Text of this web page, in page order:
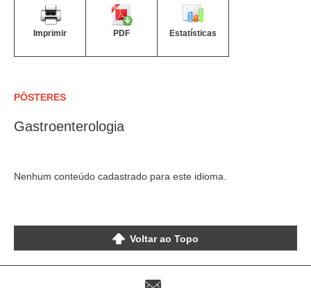
Imprimir PDF Estatísticas
PÔSTERES
Gastroenterologia
Nenhum conteúdo cadastrado para este idioma.
Voltar ao Topo